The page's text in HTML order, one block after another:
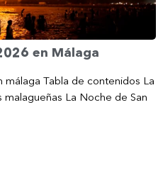
en Málaga
Tabla de contenidos La
La Noche de San